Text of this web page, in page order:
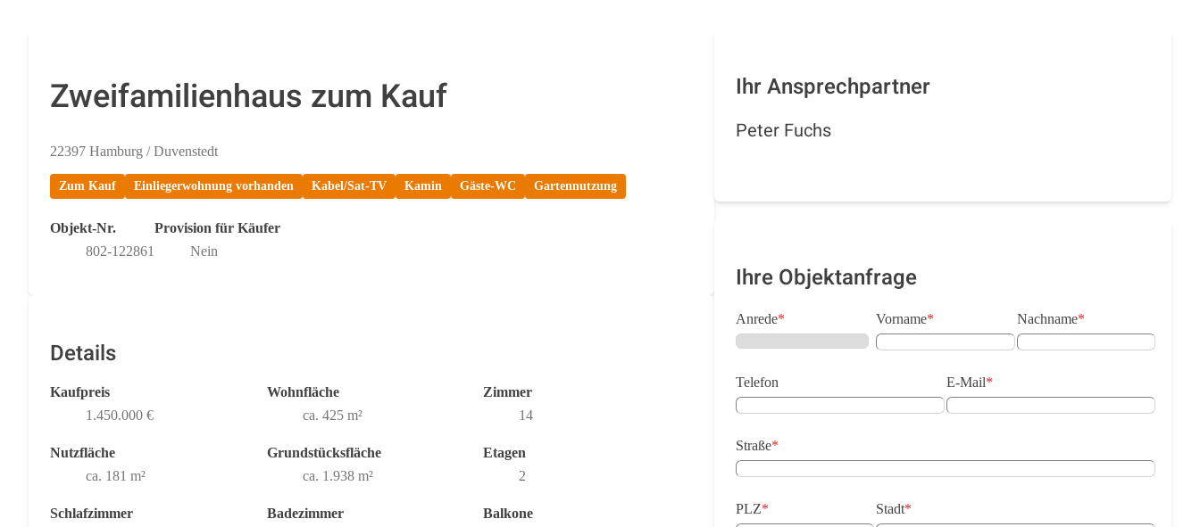
Zweifamilienhaus zum Kauf
22397 Hamburg / Duvenstedt
Zum Kauf Einliegerwohnung vorhanden Kabel/Sat-TV Kamin Gäste-WC Gartennutzung
Objekt-Nr.
802-122861
Provision für Käufer
Nein
Details
Kaufpreis
1.450.000 €
Wohnfläche
ca. 425 m²
Zimmer
14
Nutzfläche
ca. 181 m²
Grundstücksfläche
ca. 1.938 m²
Etagen
2
Schlafzimmer
Badezimmer
Balkone
Ihr Ansprechpartner
Peter Fuchs
Ihre Objektanfrage
Anrede* Vorname* Nachname*
Telefon E-Mail*
Straße*
PLZ* Stadt*